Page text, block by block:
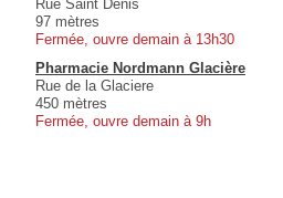
Rue Saint Denis
97 mètres
Fermée, ouvre demain à 13h30
Pharmacie Nordmann Glacière
Rue de la Glaciere
450 mètres
Fermée, ouvre demain à 9h